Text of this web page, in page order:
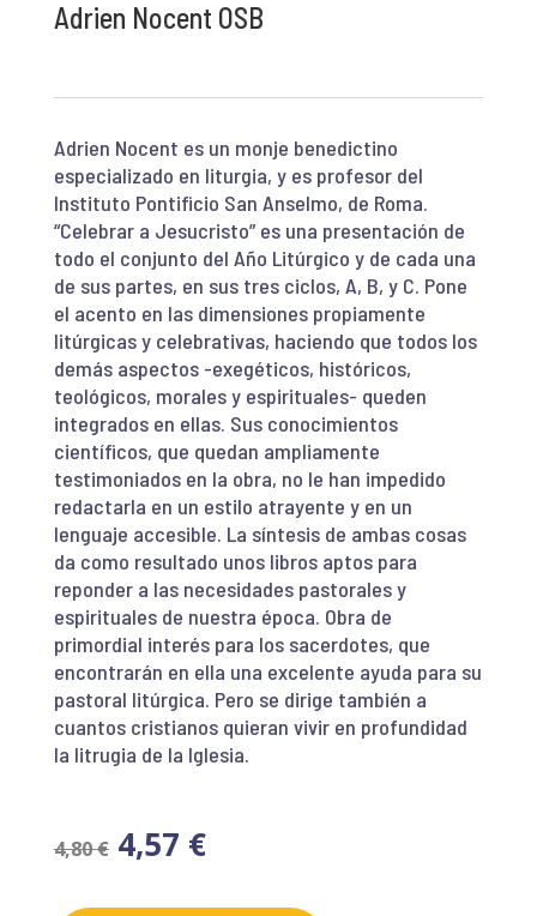
Adrien Nocent OSB
Adrien Nocent es un monje benedictino
especializado en liturgia, y es profesor del
Instituto Pontificio San Anselmo, de Roma.
“Celebrar a Jesucristo” es una presentación de
todo el conjunto del Año Litúrgico y de cada una
de sus partes, en sus tres ciclos, A, B, y C. Pone
el acento en las dimensiones propiamente
litúrgicas y celebrativas, haciendo que todos los
demás aspectos -exegéticos, históricos,
teológicos, morales y espirituales- queden
integrados en ellas. Sus conocimientos
científicos, que quedan ampliamente
testimoniados en la obra, no le han impedido
redactarla en un estilo atrayente y en un
lenguaje accesible. La síntesis de ambas cosas
da como resultado unos libros aptos para
reponder a las necesidades pastorales y
espirituales de nuestra época. Obra de
primordial interés para los sacerdotes, que
encontrarán en ella una excelente ayuda para su
pastoral litúrgica. Pero se dirige también a
cuantos cristianos quieran vivir en profundidad
la litrugia de la Iglesia.
4,80€ 4,57 €